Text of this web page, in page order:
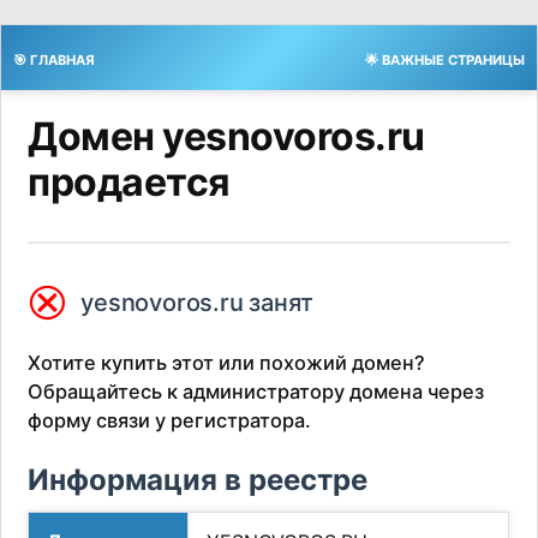
🎯 ГЛАВНАЯ 🌟 ВАЖНЫЕ СТРАНИЦЫ
Домен yesnovoros.ru
продается
⮿ yesnovoros.ru занят
Хотите купить этот или похожий домен?
Обращайтесь к администратору домена через
форму связи у регистратора.
Информация в реестре